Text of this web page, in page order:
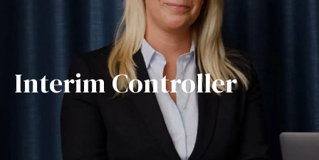
Interim Controller